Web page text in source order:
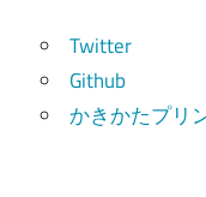
Twitter
Github
かきかたプリ